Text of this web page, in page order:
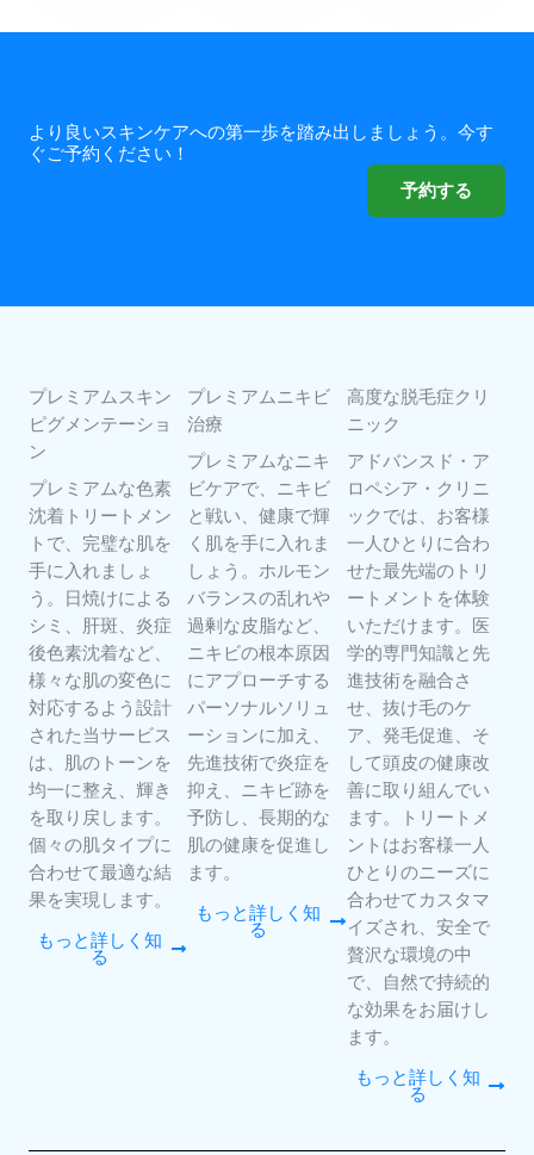
より良いスキンケアへの第一歩を踏み出しましょう。今す
ぐご予約ください！
予約する
プレミアムスキン
ピグメンテーショ
ン
プレミアムな色素
沈着トリートメン
トで、完璧な肌を
手に入れましょ
う。日焼けによる
シミ、肝斑、炎症
後色素沈着など、
様々な肌の変色に
対応するよう設計
された当サービス
は、肌のトーンを
均一に整え、輝き
を取り戻します。
個々の肌タイプに
合わせて最適な結
果を実現します。
もっと詳しく知
る
プレミアムニキビ
治療
プレミアムなニキ
ビケアで、ニキビ
と戦い、健康で輝
く肌を手に入れま
しょう。ホルモン
バランスの乱れや
過剰な皮脂など、
ニキビの根本原因
にアプローチする
パーソナルソリュ
ーションに加え、
先進技術で炎症を
抑え、ニキビ跡を
予防し、長期的な
肌の健康を促進し
ます。
もっと詳しく知
る
高度な脱毛症クリ
ニック
アドバンスド・ア
ロペシア・クリニ
ックでは、お客様
一人ひとりに合わ
せた最先端のトリ
ートメントを体験
いただけます。医
学的専門知識と先
進技術を融合さ
せ、抜け毛のケ
ア、発毛促進、そ
して頭皮の健康改
善に取り組んでい
ます。トリートメ
ントはお客様一人
ひとりのニーズに
合わせてカスタマ
イズされ、安全で
贅沢な環境の中
で、自然で持続的
な効果をお届けし
ます。
もっと詳しく知
る